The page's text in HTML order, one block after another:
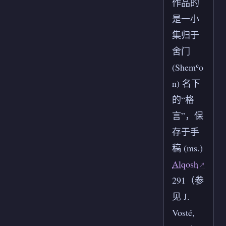
是一小
集归于
舍门
(Shemʿo
n) 名下
的“格
言”，保
存于手
稿 (ms.)
Alqosh
291（参
见 J.
Vosté,